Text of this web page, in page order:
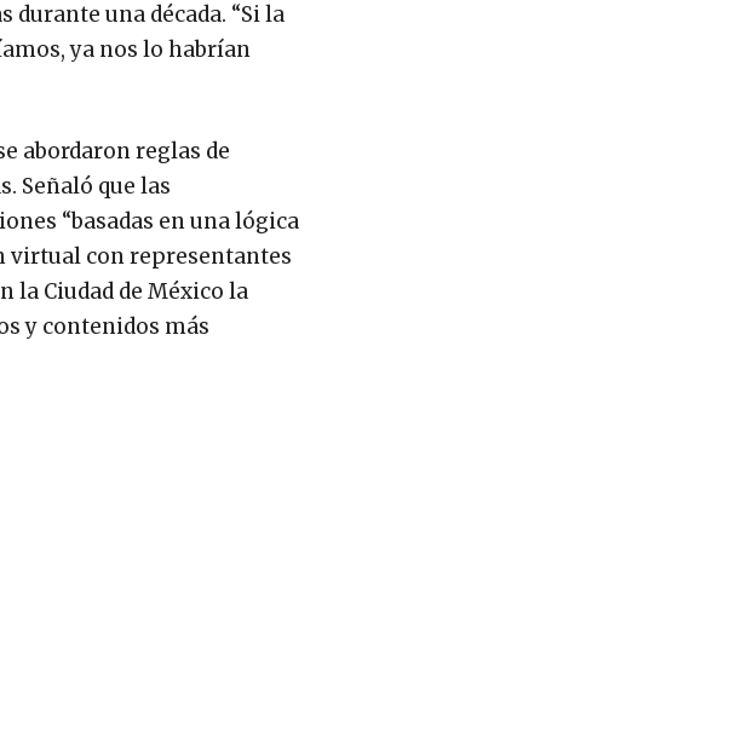
una década. “Si la
ya nos lo habrían
abordaron reglas de
Señaló que las
“basadas en una lógica
virtual con representantes
la Ciudad de México la
y contenidos más